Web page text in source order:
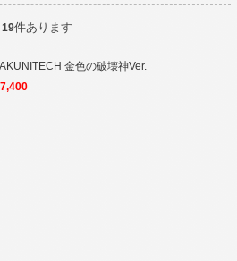
19件あります
金色の破壊神Ver.